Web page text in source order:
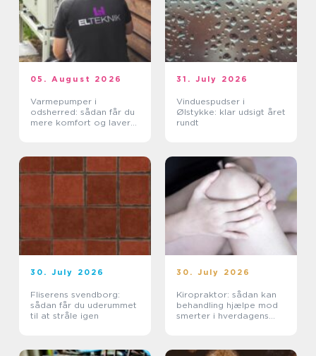
05. August 2026
Varmepumper i
odsherred: sådan får du
mere komfort og lavere
31. July 2026
Vinduespudser i
Ølstykke: klar udsigt året
rundt
30. July 2026
Fliserens svendborg:
sådan får du uderummet
til at stråle igen
30. July 2026
Kiropraktor: sådan kan
behandling hjælpe mod
smerter i hverdagens